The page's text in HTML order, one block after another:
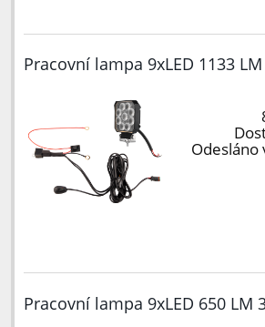
Pracovní lampa 9xLED 1133
Odesláno
Pracovní lampa 9xLED 650 LM